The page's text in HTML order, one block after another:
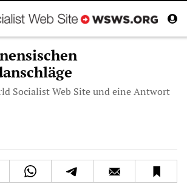
Socialist Web Site und eine Antwort